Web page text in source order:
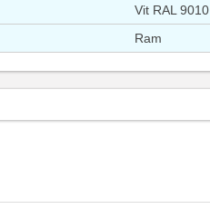
Vit RAL 9010
Ram